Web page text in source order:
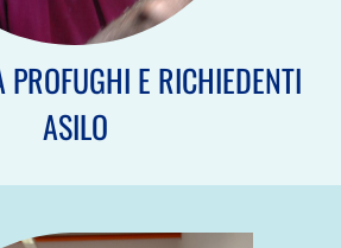
PROFUGHI E RICHIEDENTI
ASILO